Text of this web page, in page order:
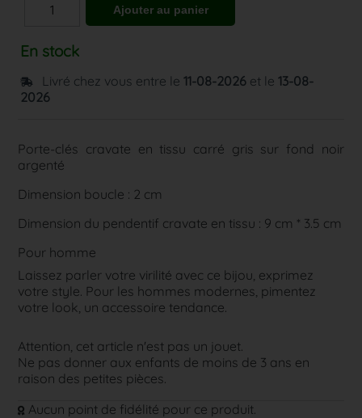
En stock
Livré chez vous entre le11-08-2026 et le13-08-
2026
Porte-clés cravate en tissu carré gris sur fond noir
argenté
Dimension boucle : 2 cm
Dimension du pendentif cravate en tissu : 9 cm * 3.5 cm
Pour homme
Laissez parler votre virilité avec ce bijou, exprimez
votre style. Pour les hommes modernes, pimentez
votre look, un accessoire tendance.
Attention, cet article n'est pas un jouet.
Ne pas donner aux enfants de moins de 3 ans en
raison des petites pièces.
Aucun point de fidélité pour ce produit.